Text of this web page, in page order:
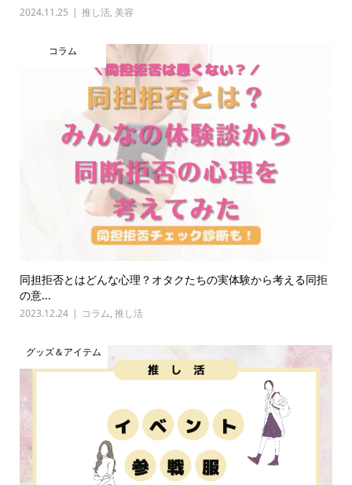
2024.11.25 推し活, 美容
コラム
同担拒否とはどんな心理？オタクたちの実体験から考える同拒
の意...
2023.12.24 コラム, 推し活
グッズ＆アイテム